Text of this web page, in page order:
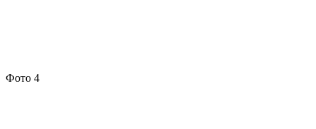
Фото 4